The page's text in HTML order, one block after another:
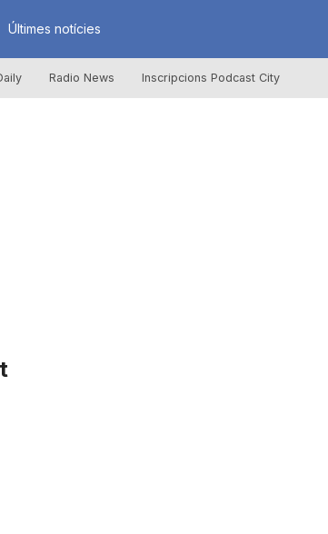
Últimes notícies
Radio News Inscripcions Podcast City